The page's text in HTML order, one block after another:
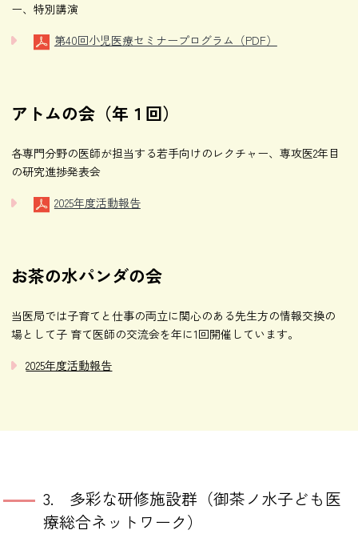
ー、特別講演
第40回小児医療セミナープログラム（PDF）
アトムの会（年１回）
各専門分野の医師が担当する若手向けのレクチャー、専攻医2年目
の研究進捗発表会
2025年度活動報告
お茶の水パンダの会
当医局では子育てと仕事の両立に関心のある先生方の情報交換の
場として子 育て医師の交流会を年に1回開催しています。
2025年度活動報告
3. 多彩な研修施設群（御茶ノ水子ども医
療総合ネットワーク）